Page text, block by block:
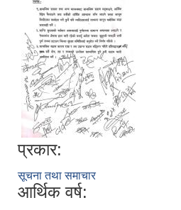
प्रकार:
सूचना तथा समाचार
आर्थिक वर्ष: